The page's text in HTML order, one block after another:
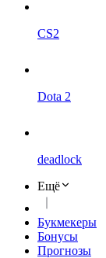
CS2
Dota 2
deadlock
Ещё
Букмекеры
Бонусы
Прогнозы